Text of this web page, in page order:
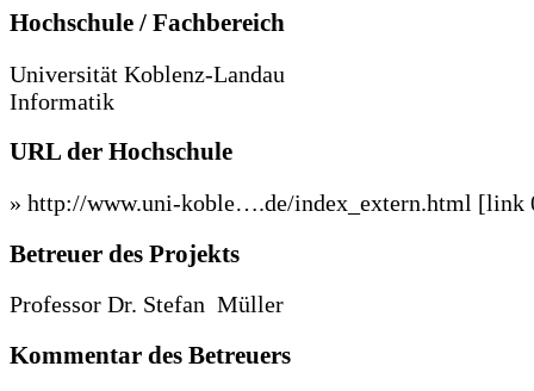
Hochschule / Fachbereich
Universität Koblenz-Landau
Informatik
URL der Hochschule
» http://www.uni-koble….de/index_extern.html [link
Betreuer des Projekts
Professor Dr. Stefan Müller
Kommentar des Betreuers